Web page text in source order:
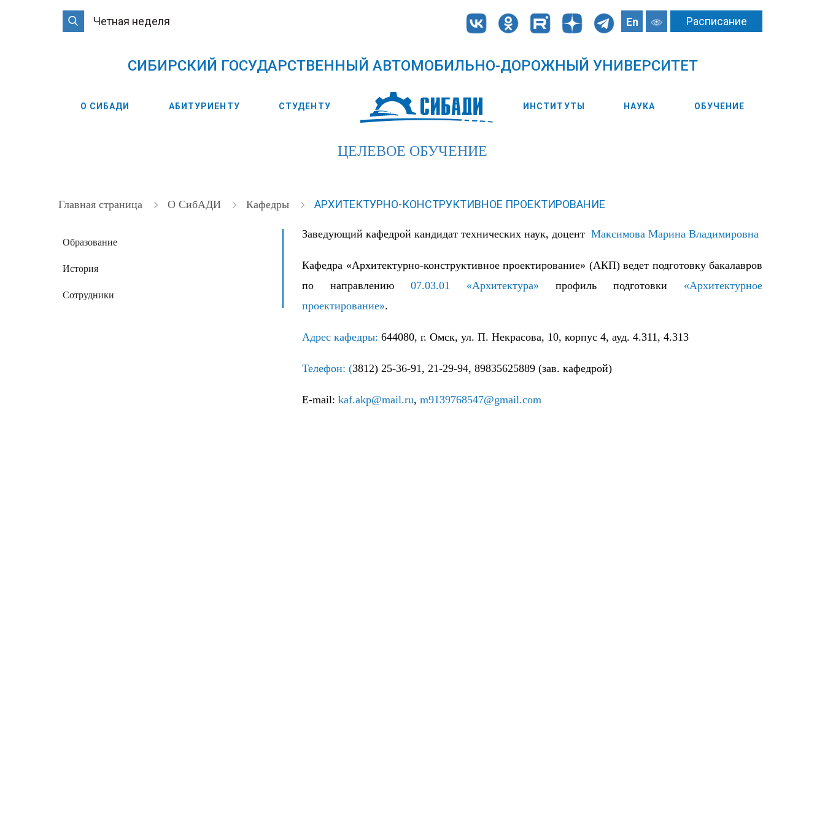
Четная неделя En Расписание
CИБИРСКИЙ ГОСУДАРСТВЕННЫЙ АВТОМОБИЛЬНО-ДОРОЖНЫЙ УНИВЕРСИТЕТ
О СИБАДИ АБИТУРИЕНТУ СТУДЕНТУ ИНСТИТУТЫ НАУКА ОБУЧЕНИЕ
ЦЕЛЕВОЕ ОБУЧЕНИЕ
Главная страница О СибАДИ Кафедры АРХИТЕКТУРНО-КОНСТРУКТИВНОЕ ПРОЕКТИРОВАНИЕ
Образование
История
Сотрудники
Заведующий кафедрой кандидат технических наук, доцент Максимова Марина Владимировна
Кафедра «Архитектурно-конструктивное проектирование» (АКП) ведет подготовку бакалавров
по направлению 07.03.01 «Архитектура» профиль подготовки «Архитектурное
проектирование».
Адрес кафедры: 644080, г. Омск, ул. П. Некрасова, 10, корпус 4, ауд. 4.311, 4.313
Телефон: (3812) 25-36-91, 21-29-94, 89835625889 (зав. кафедрой)
E-mail: kaf.akp@mail.ru, m9139768547@gmail.com